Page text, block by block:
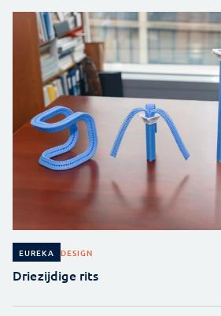
EUREKA DESIGN
Driezijdige rits